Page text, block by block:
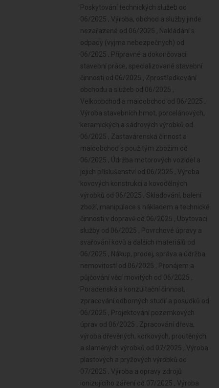
Poskytování technických služeb od
06/2025 , Výroba, obchod a služby jinde
nezařazené od 06/2025 , Nakládání s
odpady (vyjma nebezpečných) od
06/2025 , Přípravné a dokončovací
stavební práce, specializované stavební
činnosti od 06/2025 , Zprostředkování
obchodu a služeb od 06/2025 ,
Velkoobchod a maloobchod od 06/2025 ,
Výroba stavebních hmot, porcelánových,
keramických a sádrových výrobků od
06/2025 , Zastavárenská činnost a
maloobchod s použitým zbožím od
06/2025 , Údržba motorových vozidel a
jejich příslušenství od 06/2025 , Výroba
kovových konstrukcí a kovodělných
výrobků od 06/2025 , Skladování, balení
zboží, manipulace s nákladem a technické
činnosti v dopravě od 06/2025 , Ubytovací
služby od 06/2025 , Povrchové úpravy a
svařování kovů a dalších materiálů od
06/2025 , Nákup, prodej, správa a údržba
nemovitostí od 06/2025 , Pronájem a
půjčování věcí movitých od 06/2025 ,
Poradenská a konzultační činnost,
zpracování odborných studií a posudků od
06/2025 , Projektování pozemkových
úprav od 06/2025 , Zpracování dřeva,
výroba dřevěných, korkových, proutěných
a slaměných výrobků od 07/2025 , Výroba
plastových a pryžových výrobků od
07/2025 , Výroba a opravy zdrojů
ionizujícího záření od 07/2025 , Výroba